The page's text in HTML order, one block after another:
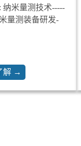
纳米量测技术-----
量测装备研发-
解 →